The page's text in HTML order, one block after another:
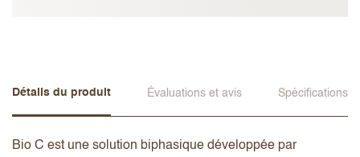
Détails du produit Évaluations et avis Spécifications
Bio C est une solution biphasique développée par